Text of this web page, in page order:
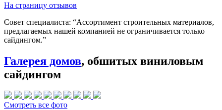
На страницу отзывов
Совет специалиста: “Ассортимент строительных материалов,
предлагаемых нашей компанией не ограничивается только
сайдингом.”
Галерея домов, обшитых виниловым
сайдингом
Смотреть все фото